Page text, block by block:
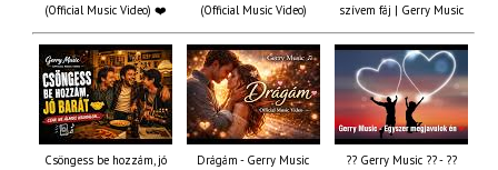
(Official Music Video) ❤️
(Official Music Video)
szívem fáj | Gerry Music
Csöngess be hozzám, jó
Drágám - Gerry Music
?? Gerry Music ?? - ??